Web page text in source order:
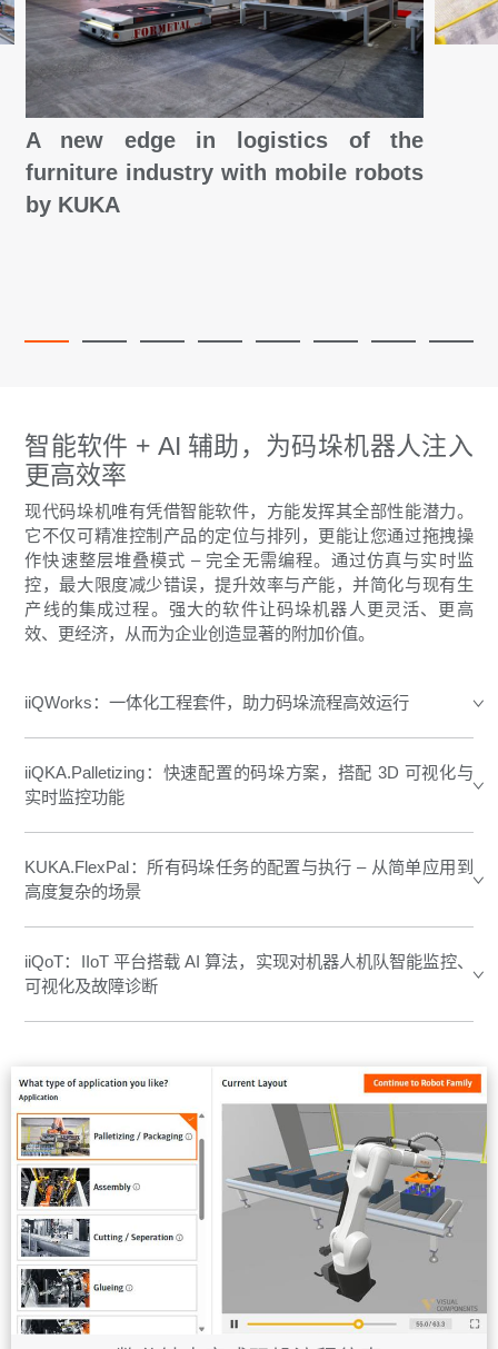
A new edge in logistics of the
furniture industry with mobile robots
by KUKA
智能软件 + AI 辅助，为码垛机器人注入
更高效率
现代码垛机唯有凭借智能软件，方能发挥其全部性能潜力。
它不仅可精准控制产品的定位与排列，更能让您通过拖拽操
作快速整层堆叠模式 – 完全无需编程。通过仿真与实时监
控，最大限度减少错误，提升效率与产能，并简化与现有生
产线的集成过程。强大的软件让码垛机器人更灵活、更高
效、更经济，从而为企业创造显著的附加价值。
iiQWorks：一体化工程套件，助力码垛流程高效运行
iiQKA.Palletizing：快速配置的码垛方案，搭配 3D 可视化与
实时监控功能
KUKA.FlexPal：所有码垛任务的配置与执行 – 从简单应用到
高度复杂的场景
iiQoT：IIoT 平台搭载 AI 算法，实现对机器人机队智能监控、
可视化及故障诊断